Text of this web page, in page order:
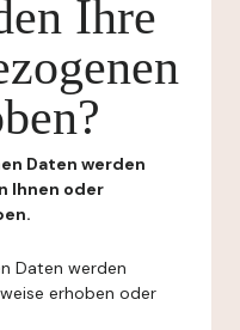
Ihre
Daten werden
Ihnen oder
Daten werden
erhoben oder